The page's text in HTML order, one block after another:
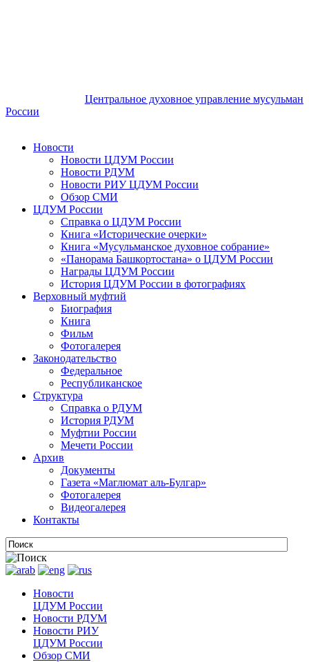
Центральное духовное управление мусульман
России
Новости
Новости ЦДУМ России
Новости РДУМ
Новости РИУ ЦДУМ России
Обзор СМИ
ЦДУМ России
Справка о ЦДУМ России
Книга «Исторические очерки»
Книга «Мусульманское духовное собрание»
«Панорама Башкортостана» о ЦДУМ России
Награды ЦДУМ России
История ЦДУМ России в фотографиях
Верховный муфтий
Биография
Книга
Фильм
Фотогалерея
Законодательство
Федеральное
Республиканское
Структура
Справка о РДУМ
История РДУМ
Муфтии России
Мечети России
Архив
Документы
Газета «Маглюмат аль-Булгар»
Фотогалерея
Видеогалерея
Контакты
Новости
ЦДУМ России
Новости РДУМ
Новости РИУ
ЦДУМ России
Обзор СМИ